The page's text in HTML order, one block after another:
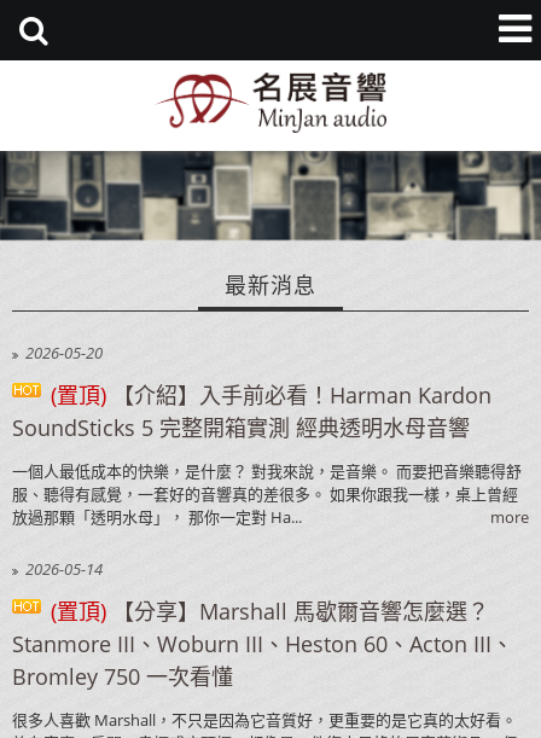
最新消息
2026-05-20
(置頂)
【介紹】入手前必看！Harman Kardon
SoundSticks 5 完整開箱實測 經典透明水母音響
一個人最低成本的快樂，是什麼？ 對我來說，是音樂。 而要把音樂聽得舒
服、聽得有感覺，一套好的音響真的差很多。 如果你跟我一樣，桌上曾經
放過那顆「透明水母」， 那你一定對 Ha...
more
2026-05-14
(置頂)
【分享】Marshall 馬歇爾音響怎麼選？
Stanmore III、Woburn III、Heston 60、Acton III、
Bromley 750 一次看懂
很多人喜歡 Marshall，不只是因為它音質好，更重要的是它真的太好看。